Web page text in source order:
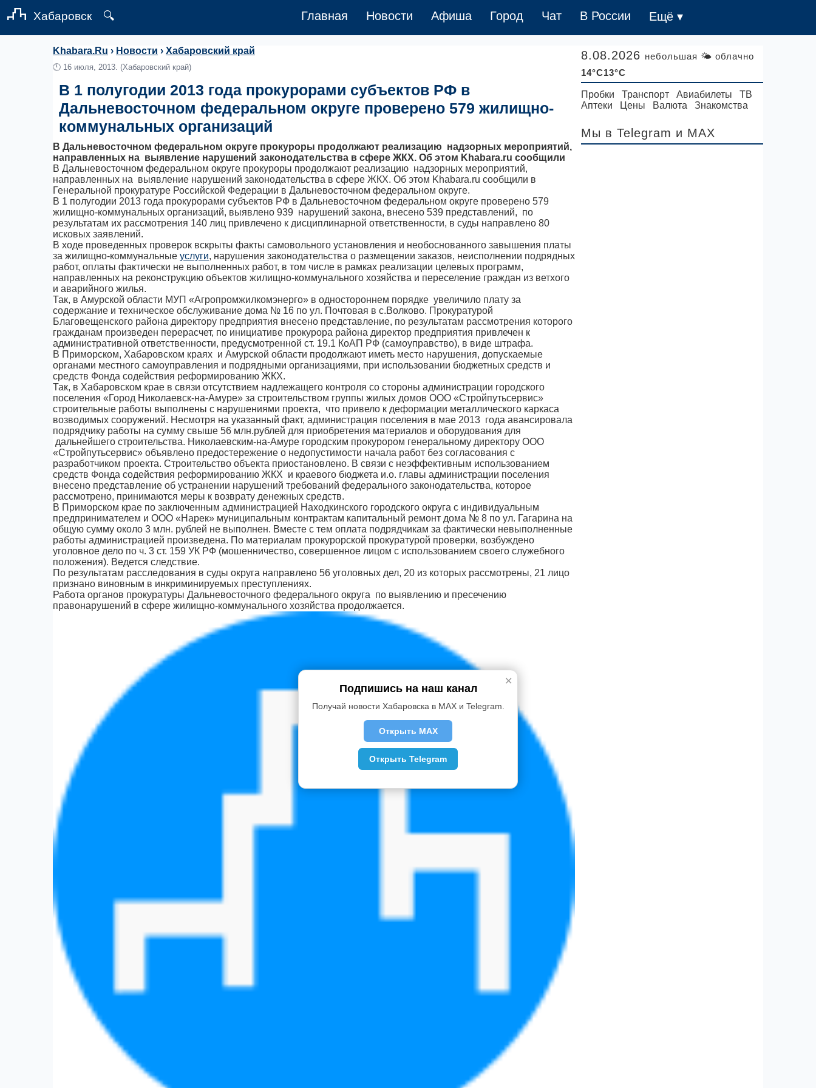
Хабаровск 🔍 Главная Новости Афиша Город Чат В России Ещё ▾
Khabara.Ru › Новости › Хабаровский край
🕛 16 июля, 2013. (Хабаровский край)
В 1 полугодии 2013 года прокурорами субъектов РФ в
Дальневосточном федеральном округе проверено 579 жилищно-
коммунальных организаций
В Дальневосточном федеральном округе прокуроры продолжают реализацию надзорных мероприятий,
направленных на выявление нарушений законодательства в сфере ЖКХ. Об этом Khabara.ru сообщили
В Дальневосточном федеральном округе прокуроры продолжают реализацию надзорных мероприятий,
направленных на выявление нарушений законодательства в сфере ЖКХ. Об этом Khabara.ru сообщили в
Генеральной прокуратуре Российской Федерации в Дальневосточном федеральном округе.
В 1 полугодии 2013 года прокурорами субъектов РФ в Дальневосточном федеральном округе проверено 579
жилищно-коммунальных организаций, выявлено 939 нарушений закона, внесено 539 представлений, по
результатам их рассмотрения 140 лиц привлечено к дисциплинарной ответственности, в суды направлено 80
исковых заявлений.
В ходе проведенных проверок вскрыты факты самовольного установления и необоснованного завышения платы
за жилищно-коммунальные услуги, нарушения законодательства о размещении заказов, неисполнении подрядных
работ, оплаты фактически не выполненных работ, в том числе в рамках реализации целевых программ,
направленных на реконструкцию объектов жилищно-коммунального хозяйства и переселение граждан из ветхого
и аварийного жилья.
Так, в Амурской области МУП «Агропромжилкомэнерго» в одностороннем порядке увеличило плату за
содержание и техническое обслуживание дома № 16 по ул. Почтовая в с.Волково. Прокуратурой
Благовещенского района директору предприятия внесено представление, по результатам рассмотрения которого
гражданам произведен перерасчет, по инициативе прокурора района директор предприятия привлечен к
административной ответственности, предусмотренной ст. 19.1 КоАП РФ (самоуправство), в виде штрафа.
В Приморском, Хабаровском краях и Амурской области продолжают иметь место нарушения, допускаемые
органами местного самоуправления и подрядными организациями, при использовании бюджетных средств и
средств Фонда содействия реформированию ЖКХ.
Так, в Хабаровском крае в связи отсутствием надлежащего контроля со стороны администрации городского
поселения «Город Николаевск-на-Амуре» за строительством группы жилых домов ООО «Стройпутьсервис»
строительные работы выполнены с нарушениями проекта, что привело к деформации металлического каркаса
возводимых сооружений. Несмотря на указанный факт, администрация поселения в мае 2013 года авансировала
подрядчику работы на сумму свыше 56 млн.рублей для приобретения материалов и оборудования для
дальнейшего строительства. Николаевским-на-Амуре городским прокурором генеральному директору ООО
«Стройпутьсервис» объявлено предостережение о недопустимости начала работ без согласования с
разработчиком проекта. Строительство объекта приостановлено. В связи с неэффективным использованием
средств Фонда содействия реформированию ЖКХ и краевого бюджета и.о. главы администрации поселения
внесено представление об устранении нарушений требований федерального законодательства, которое
рассмотрено, принимаются меры к возврату денежных средств.
В Приморском крае по заключенным администрацией Находкинского городского округа с индивидуальным
предпринимателем и ООО «Нарек» муниципальным контрактам капитальный ремонт дома № 8 по ул. Гагарина на
общую сумму около 3 млн. рублей не выполнен. Вместе с тем оплата подрядчикам за фактически невыполненные
работы администрацией произведена. По материалам прокурорской прокуратурой проверки, возбуждено
уголовное дело по ч. 3 ст. 159 УК РФ (мошенничество, совершенное лицом с использованием своего служебного
положения). Ведется следствие.
По результатам расследования в суды округа направлено 56 уголовных дел, 20 из которых рассмотрены, 21 лицо
признано виновным в инкриминируемых преступлениях.
Работа органов прокуратуры Дальневосточного федерального округа по выявле­нию и пресечению
правонарушений в сфере жилищно-коммунального хозяйства продолжается.
✕
Подпишись на наш канал
Получай новости Хабаровска в MAX и Telegram.
Открыть MAX
Открыть Telegram
8.08.2026 небольшая 🌤 облачно
14°C13°C
Пробки Транспорт Авиабилеты
ТВ
Аптеки
Цены Валюта Знакомства
Мы в Telegram и MAX